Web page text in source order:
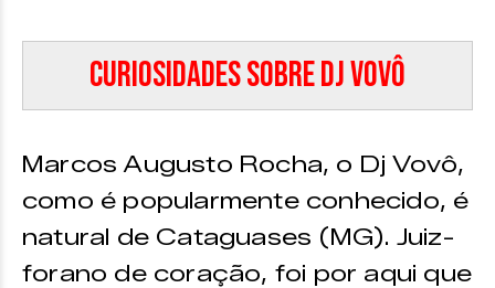
Curiosidades sobre DJ Vovô
Marcos Augusto Rocha, o Dj Vovô,
como é popularmente conhecido, é
natural de Cataguases (MG). Juiz-
forano de coração, foi por aqui que